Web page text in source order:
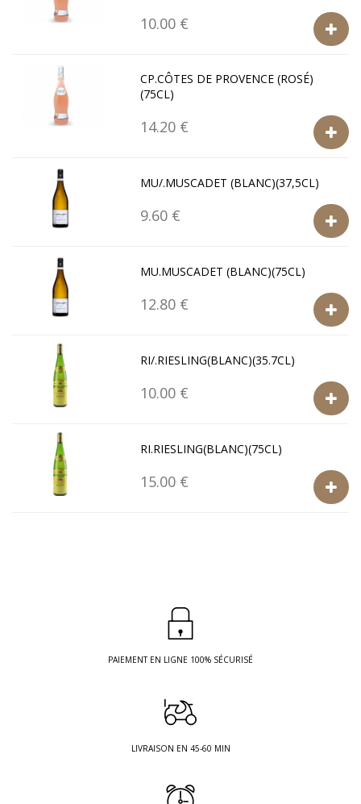
10.00 €
CP.CÔTES DE PROVENCE (ROSÉ)
(75CL)
14.20 €
MU/.MUSCADET (BLANC)(37,5CL)
9.60 €
MU.MUSCADET (BLANC)(75CL)
12.80 €
RI/.RIESLING(BLANC)(35.7CL)
10.00 €
RI.RIESLING(BLANC)(75CL)
15.00 €
PAIEMENT EN LIGNE 100% SÉCURISÉ
LIVRAISON EN 45-60 MIN